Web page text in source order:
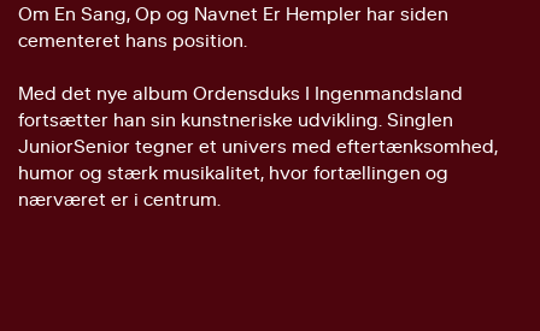
Om En Sang, Op og Navnet Er Hempler har siden
cementeret hans position.
Med det nye album Ordensduks I Ingenmandsland
fortsætter han sin kunstneriske udvikling. Singlen
JuniorSenior tegner et univers med eftertænksomhed,
humor og stærk musikalitet, hvor fortællingen og
nærværet er i centrum.